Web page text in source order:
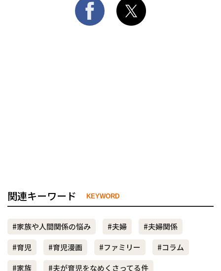
関連キーワード KEYWORD
#家族や人間関係の悩み #夫婦
#夫婦関係
#育児
#育児漫画 #ファミリー
#コラム
#家族
#夫が育児をなめくさってる件